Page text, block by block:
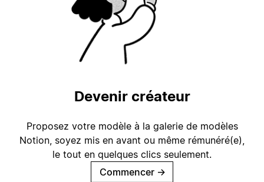
Devenir créateur
Proposez votre modèle à la galerie de modèles
Notion, soyez mis en avant ou même rémunéré(e),
le tout en quelques clics seulement.
Commencer →